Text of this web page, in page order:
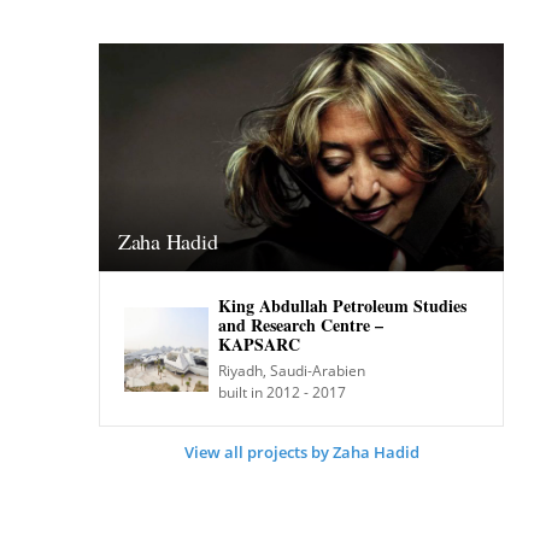
Zaha Hadid
King Abdullah Petroleum Studies
and Research Centre –
KAPSARC
Riyadh, Saudi-Arabien
built in 2012 - 2017
View all projects by Zaha Hadid